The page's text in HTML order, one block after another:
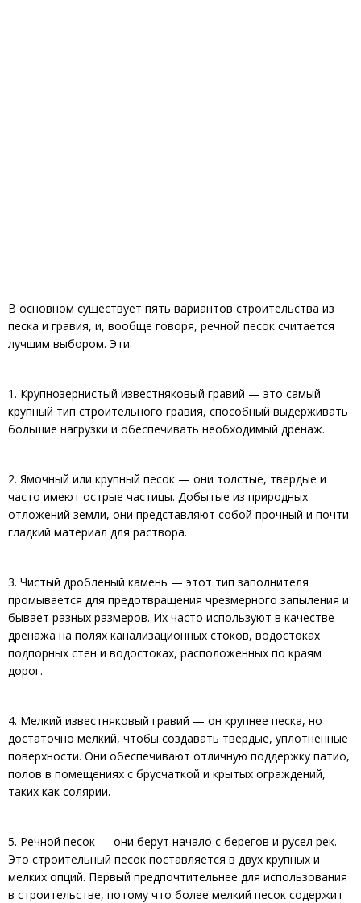
В основном существует пять вариантов строительства из
песка и гравия, и, вообще говоря, речной песок считается
лучшим выбором. Эти:
1. Крупнозернистый известняковый гравий — это самый
крупный тип строительного гравия, способный выдерживать
большие нагрузки и обеспечивать необходимый дренаж.
2. Ямочный или крупный песок — они толстые, твердые и
часто имеют острые частицы. Добытые из природных
отложений земли, они представляют собой прочный и почти
гладкий материал для раствора.
3. Чистый дробленый камень — этот тип заполнителя
промывается для предотвращения чрезмерного запыления и
бывает разных размеров. Их часто используют в качестве
дренажа на полях канализационных стоков, водостоках
подпорных стен и водостоках, расположенных по краям
дорог.
4. Мелкий известняковый гравий — он крупнее песка, но
достаточно мелкий, чтобы создавать твердые, уплотненные
поверхности. Они обеспечивают отличную поддержку патио,
полов в помещениях с брусчаткой и крытых ограждений,
таких как солярии.
5. Речной песок — они берут начало с берегов и русел рек.
Это строительный песок поставляется в двух крупных и
мелких опций. Первый предпочтительнее для использования
в строительстве, потому что более мелкий песок содержит